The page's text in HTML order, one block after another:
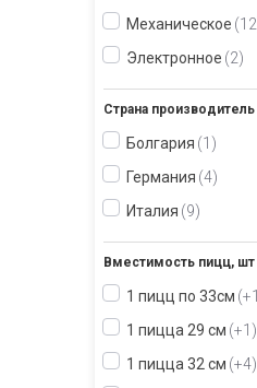
Механическое 12
Электронное 2
Страна производитель
Болгария 1
Германия 4
Италия 9
Вместимость пицц, шт
1 пицц по 33см +1
1 пицца 29 см +1
1 пицца 32 см +4